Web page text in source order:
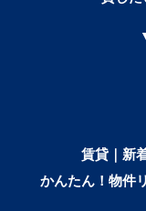
賃貸｜新
かんたん！物件